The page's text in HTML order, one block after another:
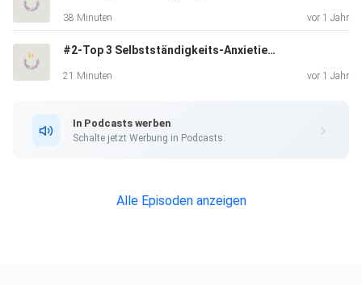
38 Minuten vor 1 Jahr
#2-Top 3 Selbstständigkeits-Anxieties, aber Festanstellung ist eigentlich auch nicht so sicher?
21 Minuten vor 1 Jahr
In Podcasts werben
Schalte jetzt Werbung in Podcasts.
Alle Episoden anzeigen